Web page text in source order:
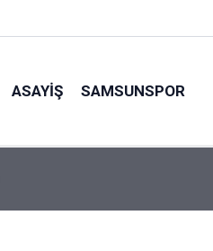
ASAYİŞ SAMSUNSPOR